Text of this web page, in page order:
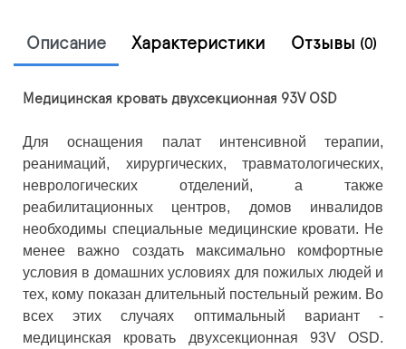
Описание Характеристики Отзывы (0)
Медицинская кровать двухсекционная 93V OSD
Для оснащения палат интенсивной терапии,
реанимаций, хирургических, травматологических,
неврологических отделений, а также
реабилитационных центров, домов инвалидов
необходимы специальные медицинские кровати. Не
менее важно создать максимально комфортные
условия в домашних условиях для пожилых людей и
тех, кому показан длительный постельный режим. Во
всех этих случаях оптимальный вариант -
медицинская кровать двухсекционная 93V OSD.